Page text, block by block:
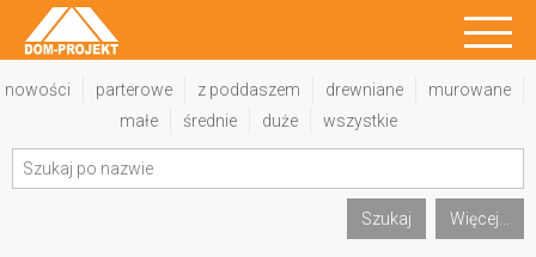
nowości parterowe z poddaszem drewniane
murowane
małe
średnie duże wszystkie
Szukaj Więcej...